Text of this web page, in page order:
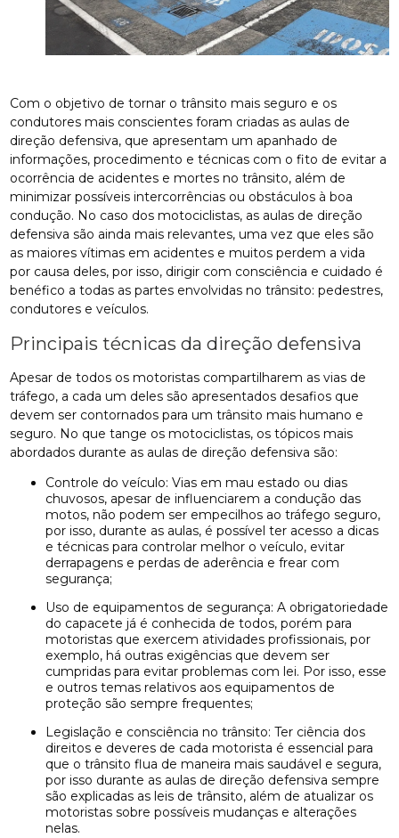
Com o objetivo de tornar o trânsito mais seguro e os
condutores mais conscientes foram criadas as aulas de
direção defensiva, que apresentam um apanhado de
informações, procedimento e técnicas com o fito de evitar a
ocorrência de acidentes e mortes no trânsito, além de
minimizar possíveis intercorrências ou obstáculos à boa
condução. No caso dos motociclistas, as aulas de direção
defensiva são ainda mais relevantes, uma vez que eles são
as maiores vítimas em acidentes e muitos perdem a vida
por causa deles, por isso, dirigir com consciência e cuidado é
benéfico a todas as partes envolvidas no trânsito: pedestres,
condutores e veículos.
Principais técnicas da direção defensiva
Apesar de todos os motoristas compartilharem as vias de
tráfego, a cada um deles são apresentados desafios que
devem ser contornados para um trânsito mais humano e
seguro. No que tange os motociclistas, os tópicos mais
abordados durante as aulas de direção defensiva são:
Controle do veículo: Vias em mau estado ou dias
chuvosos, apesar de influenciarem a condução das
motos, não podem ser empecilhos ao tráfego seguro,
por isso, durante as aulas, é possível ter acesso a dicas
e técnicas para controlar melhor o veículo, evitar
derrapagens e perdas de aderência e frear com
segurança;
Uso de equipamentos de segurança: A obrigatoriedade
do capacete já é conhecida de todos, porém para
motoristas que exercem atividades profissionais, por
exemplo, há outras exigências que devem ser
cumpridas para evitar problemas com lei. Por isso, esse
e outros temas relativos aos equipamentos de
proteção são sempre frequentes;
Legislação e consciência no trânsito: Ter ciência dos
direitos e deveres de cada motorista é essencial para
que o trânsito flua de maneira mais saudável e segura,
por isso durante as aulas de direção defensiva sempre
são explicadas as leis de trânsito, além de atualizar os
motoristas sobre possíveis mudanças e alterações
nelas.